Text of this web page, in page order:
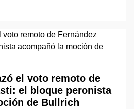
el voto remoto de
el bloque peronista
de Bullrich